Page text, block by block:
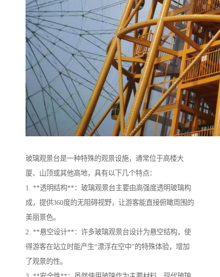
玻璃观景台是一种特殊的观景设施，通常位于高楼大
厦、山顶或其他高地，具有以下几个特点：
1. **透明结构**：玻璃观景台主要由高强度透明玻璃构
成，提供360度的无阻碍视野，让游客能直接俯瞰周围的
美丽景色。
2. **悬空设计**：许多玻璃观景台设计为悬空结构，使
得游客在站立时能产生“漂浮在空中”的特殊体验，增加
了观景的性。